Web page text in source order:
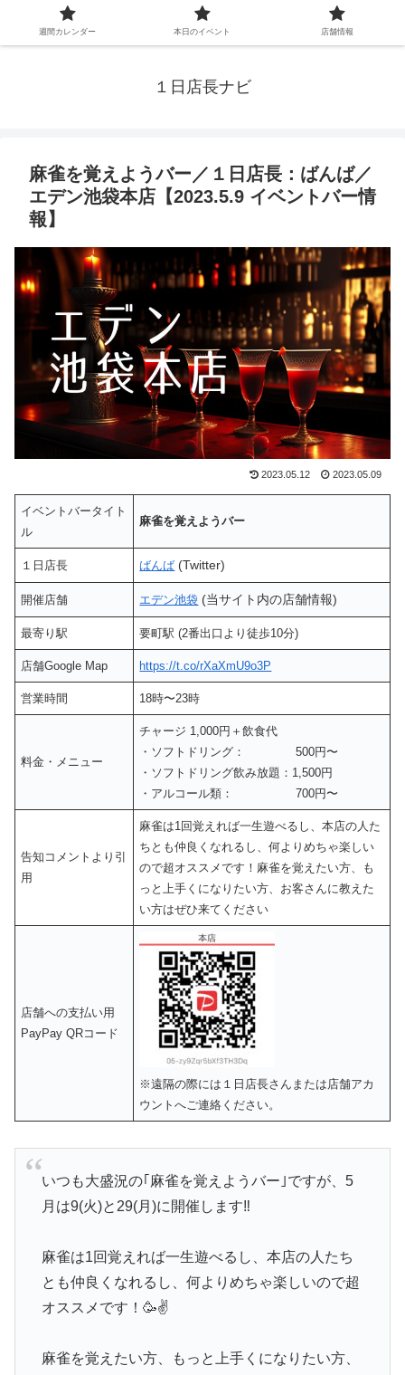
１日店長ナビ
麻雀を覚えようバー／１日店長：ばんば／
エデン池袋本店【2023.5.9 イベントバー情
報】
2023.05.12 2023.05.09
イベントバータイト
ル
麻雀を覚えようバー
１日店長 ばんば (Twitter)
開催店舗 エデン池袋 (当サイト内の店舗情報)
最寄り駅 要町駅 (2番出口より徒歩10分)
店舗Google Map https://t.co/rXaXmU9o3P
営業時間 18時〜23時
料金・メニュー
チャージ 1,000円＋飲食代
・ソフトドリング： 500円〜
・ソフトドリング飲み放題：1,500円
・アルコール類： 700円〜
告知コメントより引
用
麻雀は1回覚えれば一生遊べるし、本店の人た
ちとも仲良くなれるし、何よりめちゃ楽しい
ので超オススメです！麻雀を覚えたい方、も
っと上手くになりたい方、お客さんに教えた
い方はぜひ来てください
店舗への支払い用
PayPay QRコード
※遠隔の際には１日店長さんまたは店舗アカ
ウントへご連絡ください。
いつも大盛況の｢麻雀を覚えようバー｣ですが、5
月は9(火)と29(月)に開催します‼️
麻雀は1回覚えれば一生遊べるし、本店の人たち
とも仲良くなれるし、何よりめちゃ楽しいので超
オススメです！🥳✌️
麻雀を覚えたい方、もっと上手くになりたい方、
週間カレンダー 本日のイベント 店舗情報